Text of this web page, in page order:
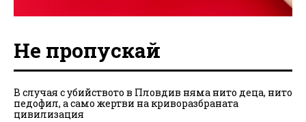
Не пропускай
В случая с убийството в Пловдив няма нито деца, нито
педофил, а само жертви на криворазбраната
цивилизация